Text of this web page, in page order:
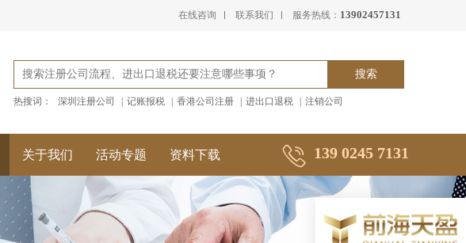
在线咨询 联系我们 服务热线： 13902457131
热搜词： 深圳注册公司 记账报税 香港公司注册 进出口退税 注销公司
关于我们 活动专题 资料下载 139 0245 7131